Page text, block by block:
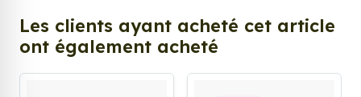
Les clients ayant acheté cet article
ont également acheté